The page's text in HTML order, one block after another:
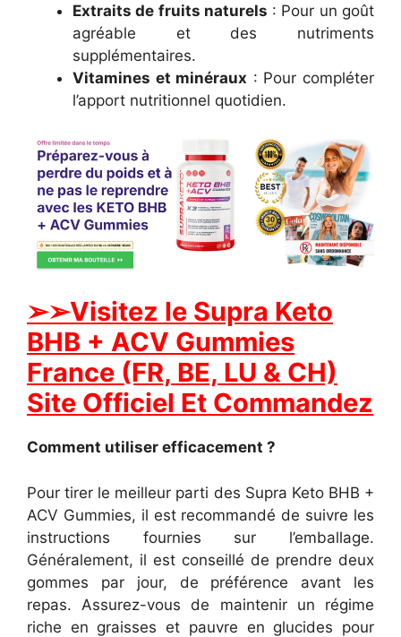
Extraits de fruits naturels : Pour un goût
agréable et des nutriments
supplémentaires.
Vitamines et minéraux : Pour compléter
l’apport nutritionnel quotidien.
➢➢Visitez le Supra Keto
BHB + ACV Gummies
France (FR, BE, LU & CH)
Site Officiel Et Commandez
Comment utiliser efficacement ?
Pour tirer le meilleur parti des Supra Keto BHB +
ACV Gummies, il est recommandé de suivre les
instructions fournies sur l’emballage.
Généralement, il est conseillé de prendre deux
gommes par jour, de préférence avant les
repas. Assurez-vous de maintenir un régime
riche en graisses et pauvre en glucides pour